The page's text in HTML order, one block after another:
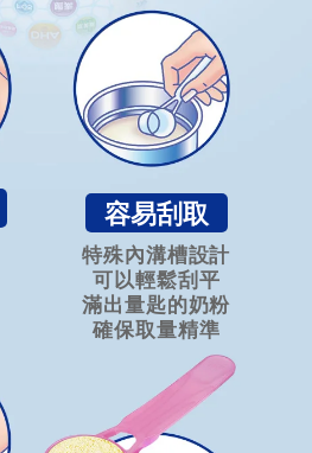
容易刮取
特殊內溝槽設計
可以輕鬆刮平
滿出量匙的奶粉
確保取量精準